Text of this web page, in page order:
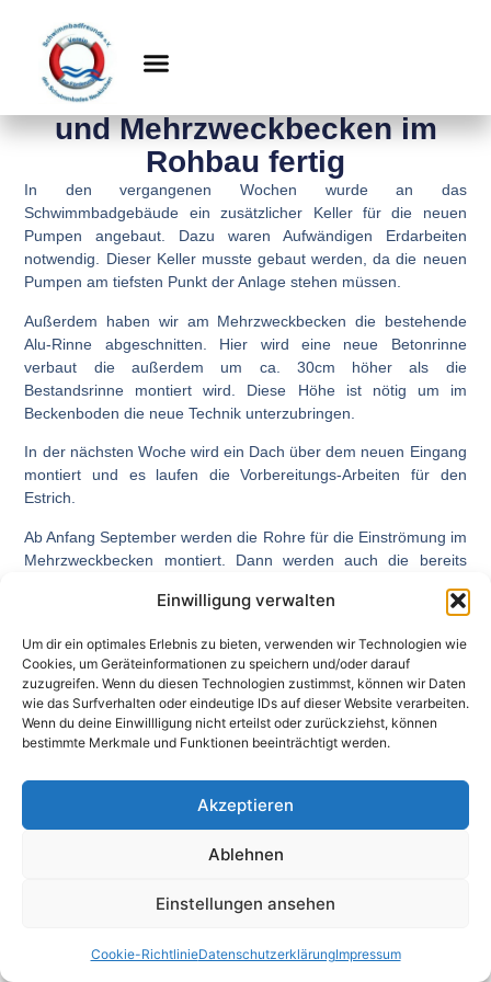
Einwilligung verwalten
Um dir ein optimales Erlebnis zu bieten, verwenden wir Technologien wie
Cookies, um Geräteinformationen zu speichern und/oder darauf
zuzugreifen. Wenn du diesen Technologien zustimmst, können wir Daten
wie das Surfverhalten oder eindeutige IDs auf dieser Website verarbeiten.
Wenn du deine Einwillligung nicht erteilst oder zurückziehst, können
bestimmte Merkmale und Funktionen beeinträchtigt werden.
Akzeptieren
Ablehnen
Einstellungen ansehen
Cookie-RichtlinieDatenschutzerklärungImpressum
Pumpenkeller fertiggestellt
und Mehrzweckbecken im
Rohbau fertig
In den vergangenen Wochen wurde an das
Schwimmbadgebäude ein zusätzlicher Keller für die neuen
Pumpen angebaut. Dazu waren Aufwändigen Erdarbeiten
notwendig. Dieser Keller musste gebaut werden, da die neuen
Pumpen am tiefsten Punkt der Anlage stehen müssen.
Außerdem haben wir am Mehrzweckbecken die bestehende
Alu-Rinne abgeschnitten. Hier wird eine neue Betonrinne
verbaut die außerdem um ca. 30cm höher als die
Bestandsrinne montiert wird. Diese Höhe ist nötig um im
Beckenboden die neue Technik unterzubringen.
In der nächsten Woche wird ein Dach über dem neuen Eingang
montiert und es laufen die Vorbereitungs-Arbeiten für den
Estrich.
Ab Anfang September werden die Rohre für die Einströmung im
Mehrzweckbecken montiert. Dann werden auch die bereits
Voheriger Beitrag Nächster Beitrag